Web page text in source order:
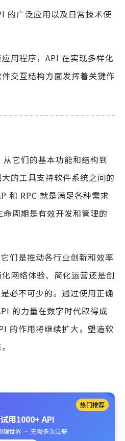
的广泛应用以及日常技术使
用程序，API 在实现多样化
交互结构方面发挥着关键作
它们的基本功能和结构到
的工具支持软件系统之间的
和 RPC 就是满足各种需求
周期是有效开发和管理的
们是推动各行业创新和效率
网络体验、简化运营还是创
必不可少的。通过使用正确
的力量在数字时代取得成
的作用将继续扩大，塑造软
热门推荐
用1000+ API
理世界 · 无需多次注册